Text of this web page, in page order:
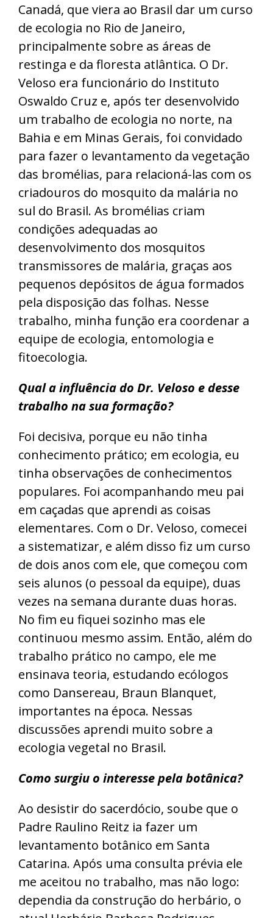
Canadá, que viera ao Brasil dar um curso
de ecologia no Rio de Janeiro,
principalmente sobre as áreas de
restinga e da floresta atlântica. O Dr.
Veloso era funcionário do Instituto
Oswaldo Cruz e, após ter desenvolvido
um trabalho de ecologia no norte, na
Bahia e em Minas Gerais, foi convidado
para fazer o levantamento da vegetação
das bromélias, para relacioná-las com os
criadouros do mosquito da malária no
sul do Brasil. As bromélias criam
condições adequadas ao
desenvolvimento dos mosquitos
transmissores de malária, graças aos
pequenos depósitos de água formados
pela disposição das folhas. Nesse
trabalho, minha função era coordenar a
equipe de ecologia, entomologia e
fitoecologia.
Qual a influência do Dr. Veloso e desse
trabalho na sua formação?
Foi decisiva, porque eu não tinha
conhecimento prático; em ecologia, eu
tinha observações de conhecimentos
populares. Foi acompanhando meu pai
em caçadas que aprendi as coisas
elementares. Com o Dr. Veloso, comecei
a sistematizar, e além disso fiz um curso
de dois anos com ele, que começou com
seis alunos (o pessoal da equipe), duas
vezes na semana durante duas horas.
No fim eu fiquei sozinho mas ele
continuou mesmo assim. Então, além do
trabalho prático no campo, ele me
ensinava teoria, estudando ecólogos
como Dansereau, Braun Blanquet,
importantes na época. Nessas
discussões aprendi muito sobre a
ecologia vegetal no Brasil.
Como surgiu o interesse pela botânica?
Ao desistir do sacerdócio, soube que o
Padre Raulino Reitz ia fazer um
levantamento botânico em Santa
Catarina. Após uma consulta prévia ele
me aceitou no trabalho, mas não logo:
dependia da construção do herbário, o